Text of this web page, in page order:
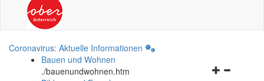
Coronavirus: Aktuelle Informationen
Bauen und Wohnen
./bauenundwohnen.htm